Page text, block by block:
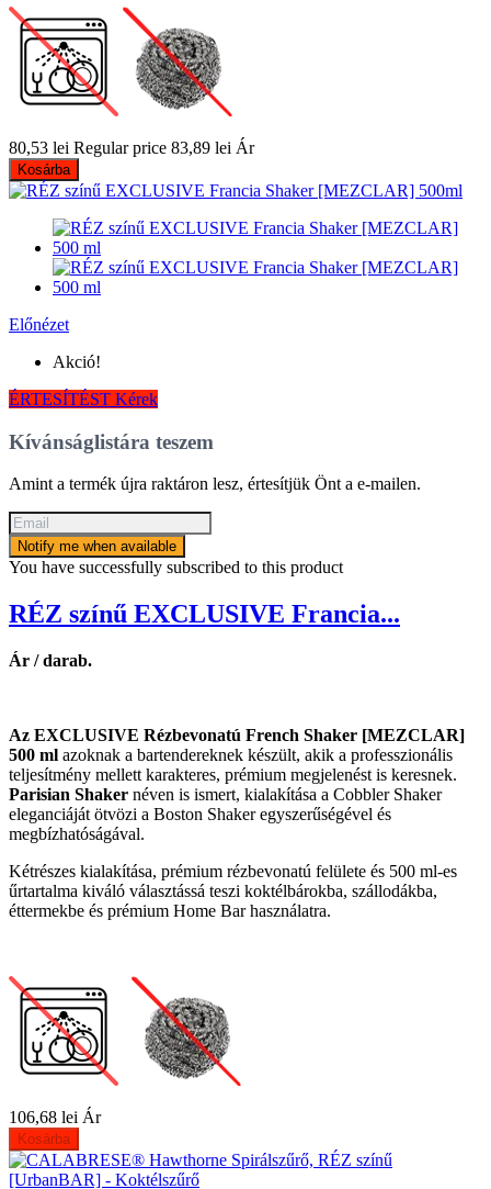
80,53 lei Regular price 83,89 lei Ár
Kosárba
Előnézet
Akció!
ÉRTESÍTÉST Kérek
Kívánságlistára teszem
Amint a termék újra raktáron lesz, értesítjük Önt a e-mailen.
Notify me when available
You have successfully subscribed to this product
RÉZ színű EXCLUSIVE Francia...
Ár / darab.
Az EXCLUSIVE Rézbevonatú French Shaker [MEZCLAR]
500 ml azoknak a bartendereknek készült, akik a professzionális
teljesítmény mellett karakteres, prémium megjelenést is keresnek.
Parisian Shaker néven is ismert, kialakítása a Cobbler Shaker
eleganciáját ötvözi a Boston Shaker egyszerűségével és
megbízhatóságával.
Kétrészes kialakítása, prémium rézbevonatú felülete és 500 ml-es
űrtartalma kiváló választássá teszi koktélbárokba, szállodákba,
éttermekbe és prémium Home Bar használatra.
106,68 lei Ár
Kosárba